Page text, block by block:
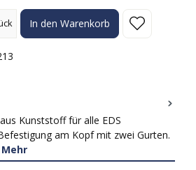
gewünschten Wert ein oder benutze die
In den Warenkorb
Kunststoff für alle EDS
am Kopf mit zwei Gurten.
Mehr